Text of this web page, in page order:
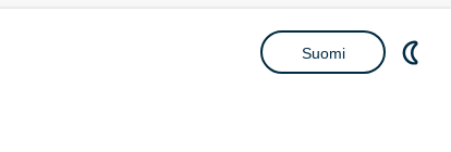
Suomi